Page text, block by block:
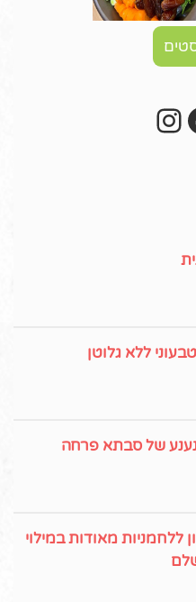
Facebook
ללא גלוטן
של סבתא פרחה
ללחמניות מאודות במילוי